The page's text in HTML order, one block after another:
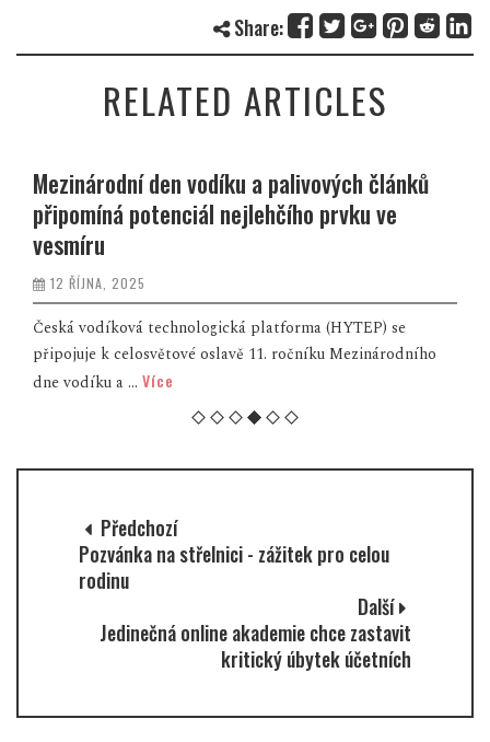
Share:
RELATED ARTICLES
Mezinárodní den vodíku a palivových článků
připomíná potenciál nejlehčího prvku ve
vesmíru
12 ŘÍJNA, 2025
Česká vodíková technologická platforma (HYTEP) se
připojuje k celosvětové oslavě 11. ročníku Mezinárodního
dne vodíku a ... Více
Předchozí
Pozvánka na střelnici - zážitek pro celou
rodinu
Další
Jedinečná online akademie chce zastavit
kritický úbytek účetních